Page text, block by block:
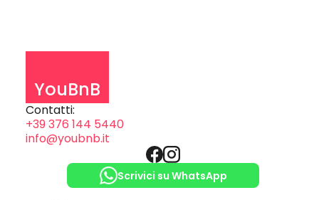
YouBnB
Contatti:
+39 376 144 5440
info@youbnb.it
Scrivici su WhatsApp